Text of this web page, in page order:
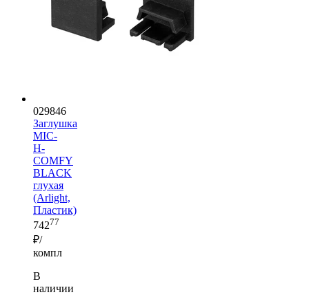
029846
Заглушка
MIC-
H-
COMFY
BLACK
глухая
(Arlight,
Пластик)
74277
₽/
компл
В
наличии